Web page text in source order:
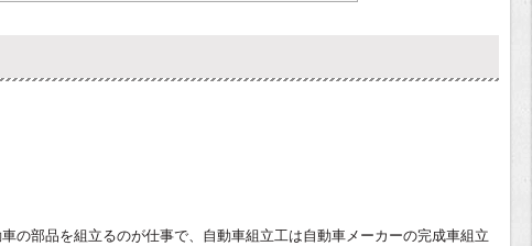
の部品を組立るのが仕事で、自動車組立工は自動車メーカーの完成車組立